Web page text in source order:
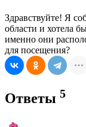
Здравствуйте! Я
области и хотела
именно они
для посещения?
Ответы 5